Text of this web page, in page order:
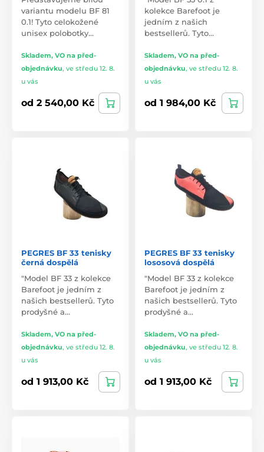
variantu modelu BF 81
0.1! Tyto celokožené
unisex polobotky…
Skladem, VO na před-
objednávku, ve středu 12. 8.
u vás
od 2 540,00 Kč
kolekce Barefoot je
jedním z našich
bestsellerů. Tyto…
Skladem, VO na před-
objednávku, ve středu 12. 8.
u vás
od 1 984,00 Kč
PEGRES BF 33 tenisky
černá dospělá
"Model BF 33 z kolekce
Barefoot je jedním z
našich bestsellerů. Tyto
prodyšné a…
Skladem, VO na před-
objednávku, ve středu 12. 8.
u vás
od 1 913,00 Kč
PEGRES BF 33 tenisky
lososová dospělá
"Model BF 33 z kolekce
Barefoot je jedním z
našich bestsellerů. Tyto
prodyšné a…
Skladem, VO na před-
objednávku, ve středu 12. 8.
u vás
od 1 913,00 Kč